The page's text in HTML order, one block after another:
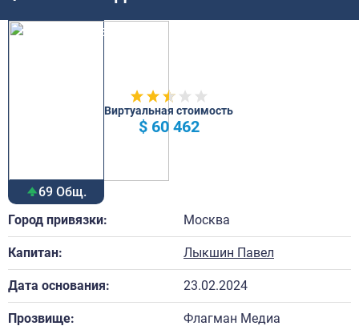
69 Общ.
Виртуальная стоимость
$ 60 462
Город привязки: Москва
Капитан: Лыкшин Павел
Дата основания: 23.02.2024
Прозвище:
Флагман Медиа